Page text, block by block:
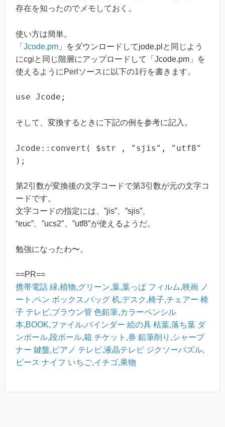
存在を知ったのでメモしておく。
使い方は簡単。
「 Jcode.pm 」をダウンロードしてjode.plと同じよう
にcgiと同じ階層にアップロードして「Jcode.pm」を
使えるようにPerlソースに以下の1行を書きます。
use Jcode;
そして、変換するときに下記の例を参考に記入。
Jcode::convert( $str , "sjis", "utf8"
);
第2引数が変換後の文字コードで第3引数が元の文字コ
ードです。
文字コードの指定には、”jis”、”sjis”、
“euc”、”ucs2″、”utf8″が使えるようだ。
勉強になったわ〜。
==PR==
携帯電話 緑,植物,グリーン,葉,葉っぱ フィルム,映画 ノ
ート,ペン ボックス,バッグ 机,デスク,椅子,チェアー 椅
子 テレビ,ブラウン管 色鉛筆,カラーペンシル
本,BOOK,ファイル,バインダー 絵の具 枯葉,落ち葉 ダ
ンボール,段ボール,箱 チケット,券 鉛筆削り,シャープ
ナー 鍵盤,ピアノ テレビ,液晶テレビ ジクソーパズル,
ピース ナイフ いちご,イチゴ,果物